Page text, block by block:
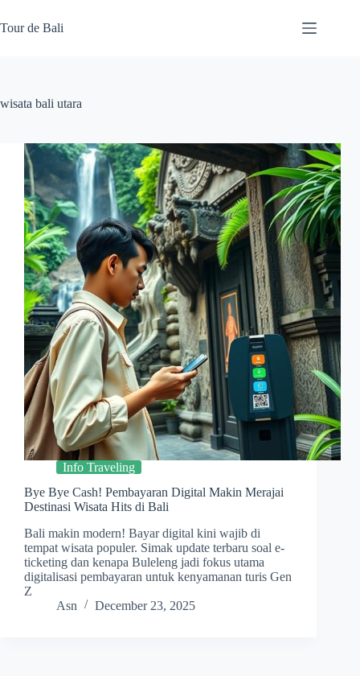
to
content
Tour de Bali
wisata bali utara
Info Traveling
Bye Bye Cash! Pembayaran Digital Makin Merajai
Destinasi Wisata Hits di Bali
Bali makin modern! Bayar digital kini wajib di
tempat wisata populer. Simak update terbaru soal e-
ticketing dan kenapa Buleleng jadi fokus utama
digitalisasi pembayaran untuk kenyamanan turis Gen
Z
Asn
December 23, 2025